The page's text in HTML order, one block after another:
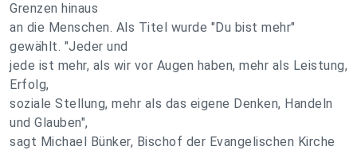
Grenzen hinaus
an die Menschen. Als Titel wurde "Du bist mehr"
gewählt. "Jeder und
jede ist mehr, als wir vor Augen haben, mehr als Leistung,
Erfolg,
soziale Stellung, mehr als das eigene Denken, Handeln
und Glauben",
sagt Michael Bünker, Bischof der Evangelischen Kirche